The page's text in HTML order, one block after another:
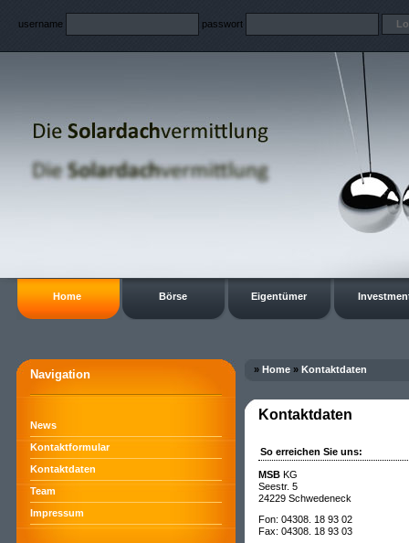
username passwort
Home Börse Eigentümer
Navigation
News
Kontaktformular
Kontaktdaten
Team
Impressum
» Home » Kontaktdaten
Kontaktdaten
So erreichen Sie uns:
MSB KG
Seestr. 5
24229 Schwedeneck
Fon: 04308. 18 93 02
Fax: 04308. 18 93 03